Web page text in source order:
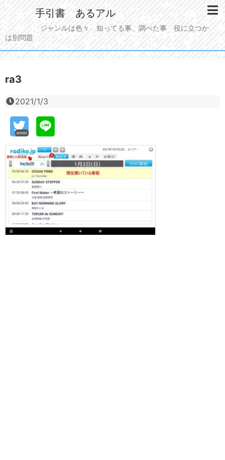
手引書 あるアル
ジャンルは色々 知ってる事、調べた事 役に立つか
は別問題
ra3
2021/1/3
error